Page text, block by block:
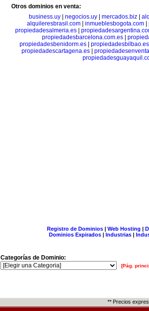
Otros dominios en venta:
business.uy| negocios.uy| mercados.biz|
alquileresbrasil.com| inmueblesbogota.com|
propiedadesalmeria.es
propiedadesbarcelona.com.es|
propiedadesbenidorm.es
propiedadesbilbao.es
propiedadescartagena.es|
Registro de Dominios| Web Hosting |
Dominios Expirados | Industrias |
Categorías de Dominio:
[Pág.
** Precios